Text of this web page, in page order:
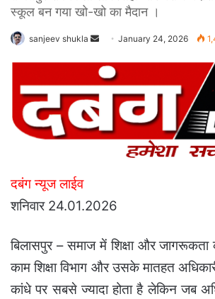
स्कूल बन गया खो-खो का मैदान ।
sanjeev shukla
Send
email
January 24, 2026
दबंग न्यूज लाईव
शनिवार 24.01.2026
बिलासपुर – समाज में शिक्षा और
काम शिक्षा विभाग और उसके मातहत
कांधे पर सबसे ज्यादा होता है लेकिन जब